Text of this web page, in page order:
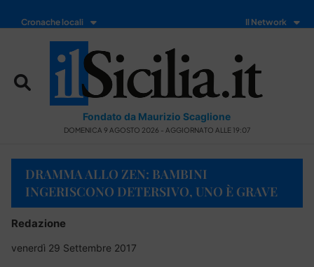
Cronache locali Il Network
Fondato da Maurizio Scaglione
DOMENICA 9 AGOSTO 2026 - AGGIORNATO ALLE 19:07
DRAMMA ALLO ZEN: BAMBINI
INGERISCONO DETERSIVO, UNO È GRAVE
Redazione
venerdì 29 Settembre 2017